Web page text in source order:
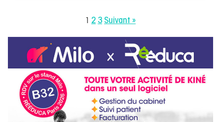
1 2 3 Suivant »